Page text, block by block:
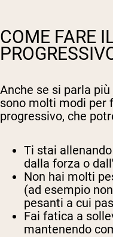
COME FARE
Anche se si parla
sono molti modi per
progressivo, che
Ti stai
dalla forza o
Non hai molti
(ad esempio
pesanti a cui
Fai fatica a
mantenendo